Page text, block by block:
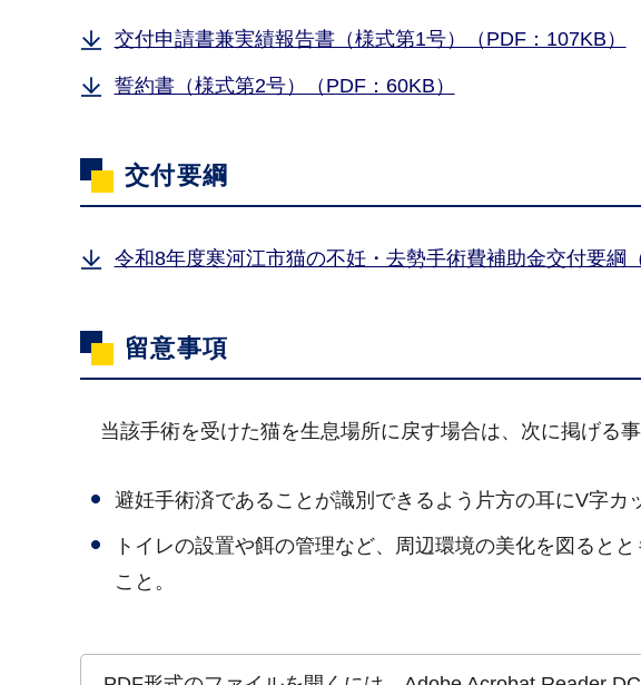
交付申請書兼実績報告書（様式第1号）（PDF：107KB）
誓約書（様式第2号）（PDF：60KB）
交付要綱
令和8年度寒河江市猫の不妊・去勢手術費補助金交付要綱
留意事項
当該手術を受けた猫を生息場所に戻す場合は、次に掲げる事
避妊手術済であることが識別できるよう片方の耳にV字カ
トイレの設置や餌の管理など、周辺環境の美化を図ると
こと。